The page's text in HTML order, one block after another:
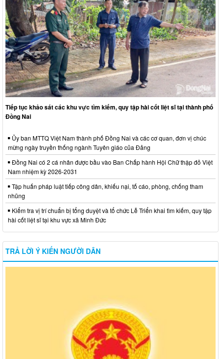
Tiếp tục khảo sát các khu vực tìm kiếm, quy tập hài cốt liệt sĩ tại thành phố
Đồng Nai
Ủy ban MTTQ Việt Nam thành phố Đồng Nai và các cơ quan, đơn vị chúc
mừng ngày truyền thống ngành Tuyên giáo của Đảng
Đồng Nai có 2 cá nhân được bầu vào Ban Chấp hành Hội Chữ thập đỏ Việt
Nam nhiệm kỳ 2026-2031
Tập huấn pháp luật tiếp công dân, khiếu nại, tố cáo, phòng, chống tham
nhũng
Kiểm tra vị trí chuẩn bị tổng duyệt và tổ chức Lễ Triển khai tìm kiếm, quy tập
hài cốt liệt sĩ tại khu vực xã Minh Đức
TRẢ LỜI Ý KIẾN NGƯỜI DÂN